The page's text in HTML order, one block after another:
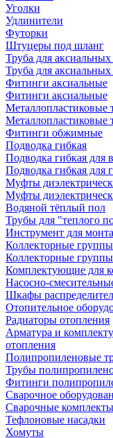
Уголки
Удлинители
Футорки
Штуцеры под шланг
Труба для
Труба для
Фитинги аксиальные
Фитинги аксиальные
Металлопластиковые
Металлопластиковые
Фитинги обжимные
Подводка гибкая
Подводка гибкая для
Подводка гибкая для
Муфты
Муфты
Водяной тёплый пол
Трубы для "теплого
Инструмент для
Коллекторные
Коллекторные группы
Комплектующие для
Насосно-
Шкафы
Отопительное
Радиаторы отопления
Арматура и
отопления
Полипропиленовые
Трубы
Фитинги
Сварочное
Сварочные комплекты
Тефлоновые насадки
Хомуты